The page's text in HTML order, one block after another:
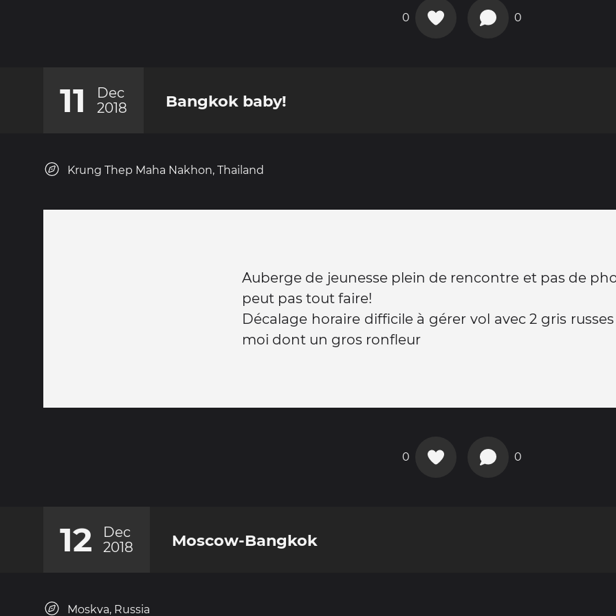
0 0
11
Dec
2018
Bangkok baby!
Krung Thep Maha Nakhon, Thailand
Auberge de jeunesse plein de rencontre et pas de
peut pas tout faire!
Décalage horaire difficile à gérer vol avec 2 gris
moi dont un gros ronfleur
0 0
12
Dec
2018
Moscow-Bangkok
Moskva, Russia